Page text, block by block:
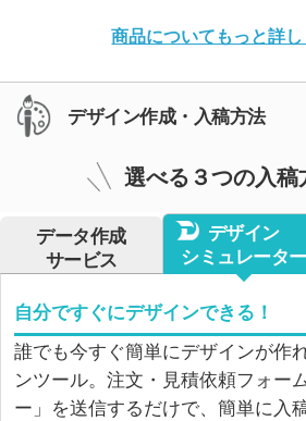
商品についてもっと詳
デザイン作成・入稿方法
選べる３つの入稿
データ作成
サービス
デザイン
シミュレーター
自分ですぐにデザインできる！
誰でも今すぐ簡単にデザインが作
ンツール。注文・見積依頼フォー
ー」を送信するだけで、簡単に入